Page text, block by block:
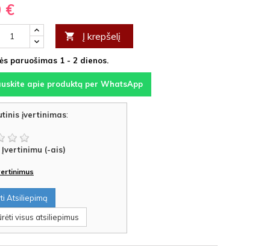
€
 Į krepšelį
paruošimas 1 - 2 dienos.
apie produktą per WhatsApp
įvertinimas:
Įvertinimu (-ais)
Atsiliepimą
visus atsiliepimus